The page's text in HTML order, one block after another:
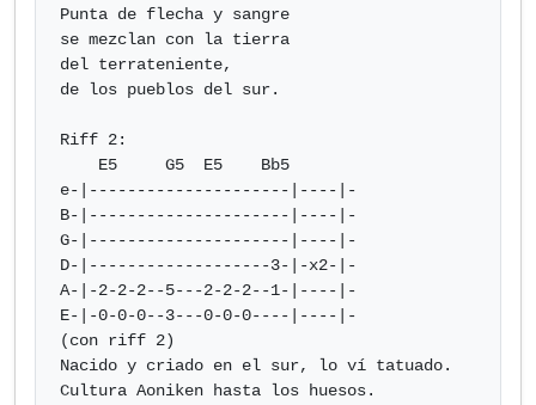
Punta de flecha y sangre
se mezclan con la tierra
del terrateniente,
de los pueblos del sur.
Riff 2:
e-|---------------------|----|-
B-|---------------------|----|-
G-|---------------------|----|-
D-|-------------------3-|-x2-|-
A-|-2-2-2--5---2-2-2--1-|----|-
E-|-0-0-0--3---0-0-0----|----|-
(con riff 2)
Nacido y criado en el sur, lo ví tatuado.
Cultura Aoniken hasta los huesos.